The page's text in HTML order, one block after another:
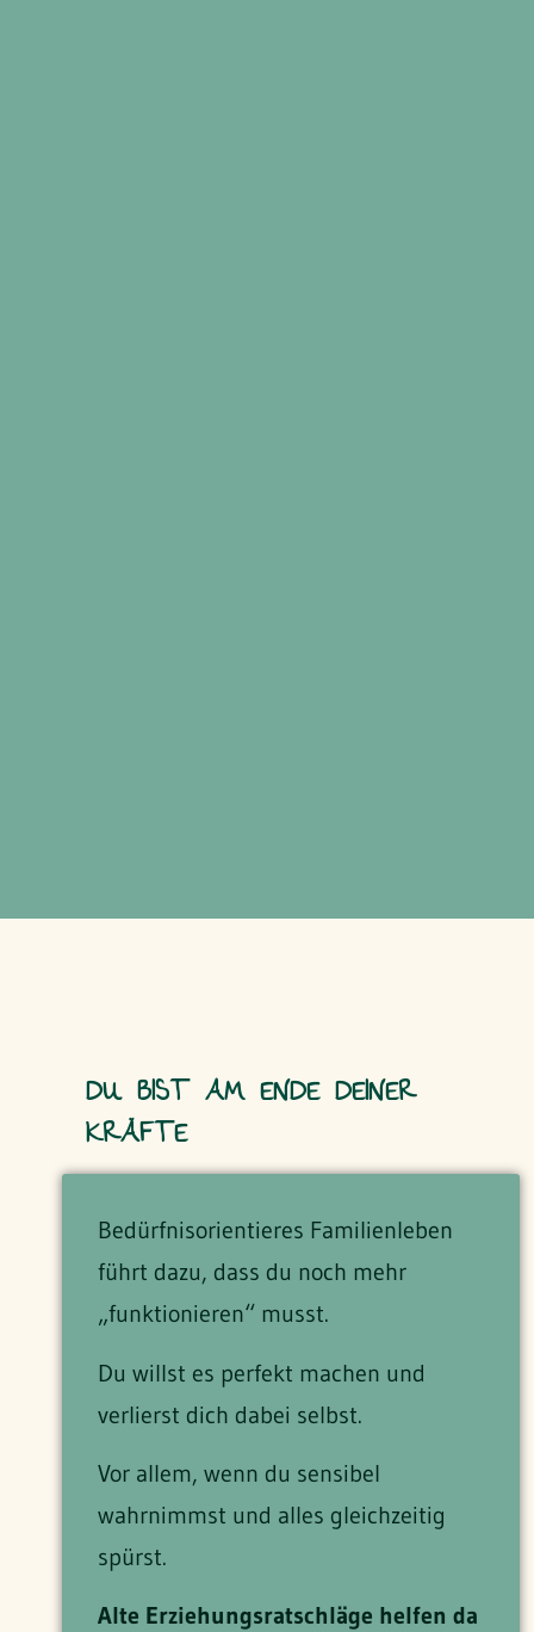
DU BIST AM ENDE DEINER
KRÄFTE
Bedürfnisorientieres Familienleben
führt dazu, dass du noch mehr
„funktionieren“ musst.
Du willst es perfekt machen und
verlierst dich dabei selbst.
Vor allem, wenn du sensibel
wahrnimmst und alles gleichzeitig
spürst.
Alte Erziehungsratschläge helfen da